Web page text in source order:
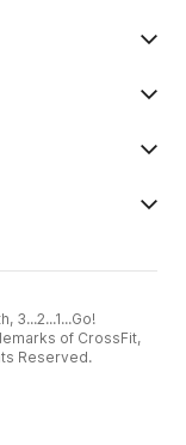
3...2...1...Go!
of CrossFit,
Reserved.